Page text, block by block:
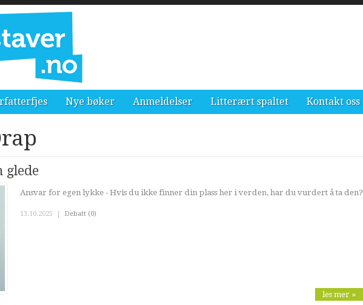
Nye bøker Anmeldelser Litterært spaltet Kontakt oss
glede
Ansvar for egen lykke - Hvis du ikke finner din plass her i verden, har du vurdert å ta den?
13.10.2025 | Debatt (0)
les mer »